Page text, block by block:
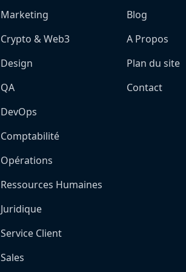
Marketing
Crypto & Web3
Design
QA
DevOps
Comptabilité
Opérations
Ressources Humaines
Juridique
Service Client
Sales
Blog
A Propos
Plan du site
Contact